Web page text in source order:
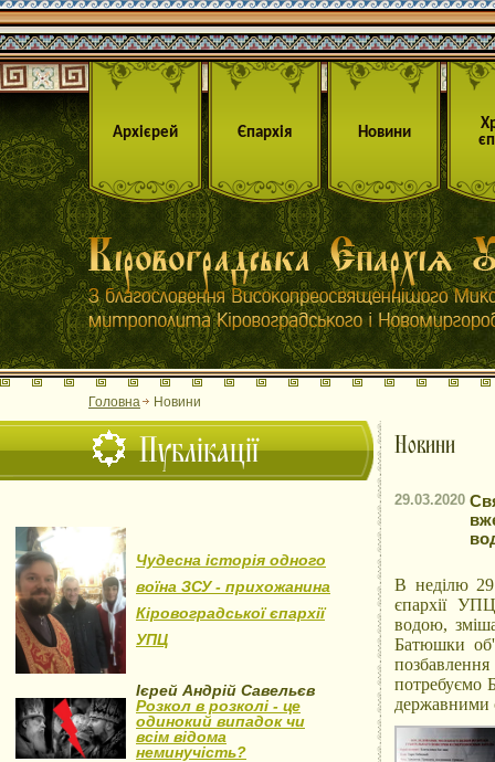
Архієрей Єпархія Новини
Головна Новини
Публікації
Чудесна історія одного
воїна ЗСУ - прихожанина
Кіровоградської єпархії
УПЦ
Ієрей Андрій Савельєв
Розкол в розколі - це
одинокий випадок чи
всім відома
неминучість?
Новини
29.03.2020
В неділю 29
єпархії
водою,
Батюшки
потребуємо
державними